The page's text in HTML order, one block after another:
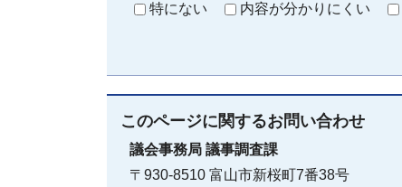
特にない
内容が分かりにくい
このページに関するお問い合わせ
議会事務局 議事調査課
〒930-8510 富山市新桜町7番38号